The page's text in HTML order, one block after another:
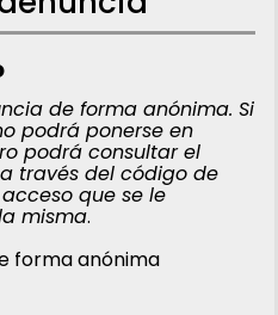
de forma anónima. Si
podrá ponerse en
podrá consultar el
través del código de
que se le
misma.
forma anónima